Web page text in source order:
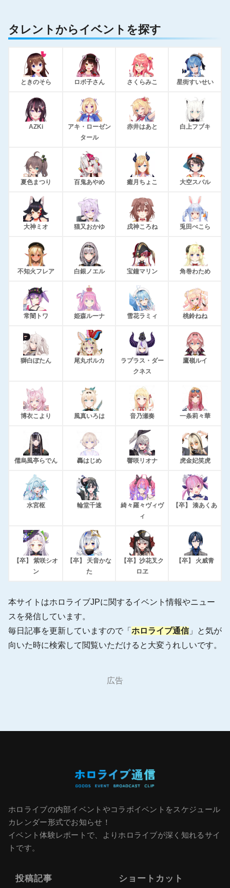
タレントからイベントを探す
ときのそら ロボ子さん さくらみこ 星街すいせい
AZKi
アキ・ローゼン
タール
赤井はあと 白上フブキ
夏色まつり 百鬼あやめ 癒月ちょこ 大空スバル
大神ミオ 猫又おかゆ 戌神ころね 兎田ぺこら
不知火フレア 白銀ノエル 宝鐘マリン 角巻わため
常闇トワ 姫森ルーナ 雪花ラミィ 桃鈴ねね
獅白ぼたん 尾丸ポルカ
ラプラス・ダー
クネス
鷹嶺ルイ
博衣こより 風真いろは 音乃瀬奏 一条莉々華
儒烏風亭らでん 轟はじめ 響咲リオナ 虎金妃笑虎
水宮枢 輪堂千速
綺々羅々ヴィヴ
ィ
【卒】 湊あくあ
【卒】 紫咲シオ
ン
【卒】 天音かな
た
【卒】沙花叉ク
ロヱ
【卒】 火威青
本サイトはホロライブJPに関するイベント情報やニュー
スを発信しています。
毎日記事を更新していますので「 ホロライブ通信 」と気が
向いた時に検索して閲覧いただけると大変うれしいです。
広告
ホロライブの内部イベントやコラボイベントをスケジュール
カレンダー形式でお知らせ！
イベント体験レポートで、よりホロライブが深く知れるサイ
トです。
投稿記事 ショートカット